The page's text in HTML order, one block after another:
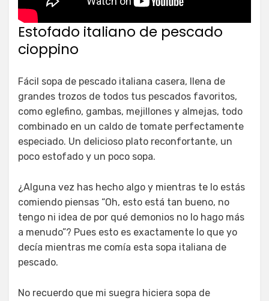
Estofado italiano de pescado
cioppino
Fácil sopa de pescado italiana casera, llena de
grandes trozos de todos tus pescados favoritos,
como eglefino, gambas, mejillones y almejas, todo
combinado en un caldo de tomate perfectamente
especiado. Un delicioso plato reconfortante, un
poco estofado y un poco sopa.
¿Alguna vez has hecho algo y mientras te lo estás
comiendo piensas “Oh, esto está tan bueno, no
tengo ni idea de por qué demonios no lo hago más
a menudo”? Pues esto es exactamente lo que yo
decía mientras me comía esta sopa italiana de
pescado.
No recuerdo que mi suegra hiciera sopa de